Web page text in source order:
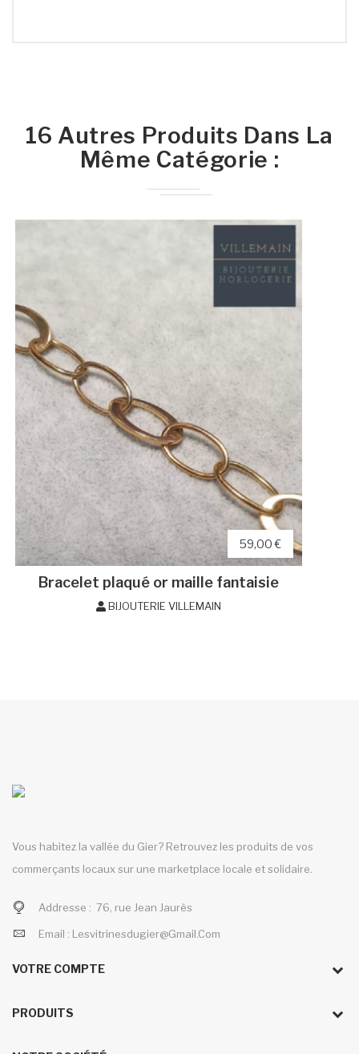
16 Autres Produits Dans La
Même Catégorie :
59,00 €
Bracelet plaqué or maille fantaisie
BIJOUTERIE VILLEMAIN
Vous habitez la vallée du Gier? Retrouvez les produits de vos
commerçants locaux sur une marketplace locale et solidaire.
Addresse : 76, rue Jean Jaurès
Email : Lesvitrinesdugier@gmail.com
VOTRE COMPTE
PRODUITS